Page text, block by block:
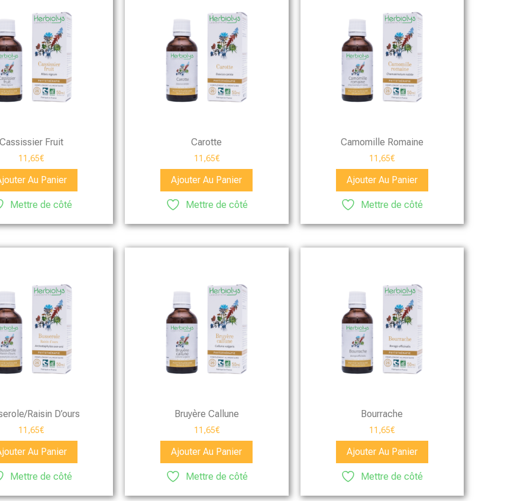
Fruit
11,65€
Au Panier
Mettre de côté
Carotte
11,65€
Ajouter Au Panier
Mettre de côté
Camomille Romaine
11,65€
Ajouter Au Panier
Mettre de côté
Raisin D’ours
11,65€
Au Panier
Mettre de côté
Bruyère Callune
11,65€
Ajouter Au Panier
Mettre de côté
Bourrache
11,65€
Ajouter Au Panier
Mettre de côté